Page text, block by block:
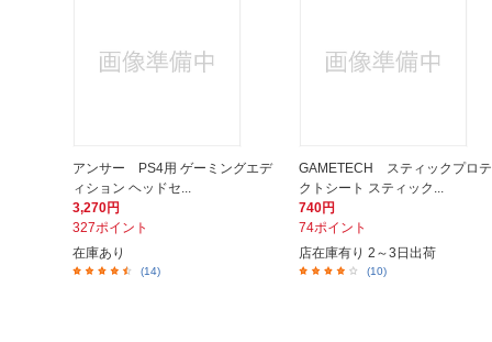
アンサー PS4用 ゲーミングエデ
ィション ヘッドセ...
3,270円
327ポイント
在庫あり
(14)
GAMETECH スティックプロテ
クトシート スティック...
740円
74ポイント
店在庫有り 2～3日出荷
(10)